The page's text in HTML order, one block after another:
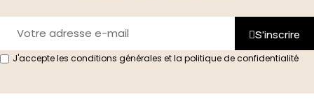
S'inscrire
J'accepte les conditions générales et la politique de confidentialité